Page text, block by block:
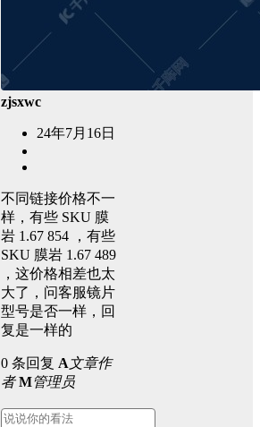
zjsxwc
24年7月16日
不同链接价格不一
样，有些 SKU 膜
岩 1.67 854 ，有些
SKU 膜岩 1.67 489
，这价格相差也太
大了，问客服镜片
型号是否一样，回
复是一样的
0 条回复 A文章作
者 M管理员